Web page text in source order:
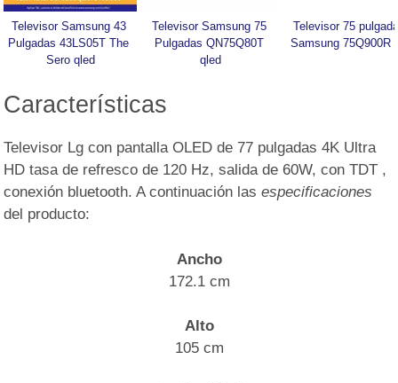
Televisor Samsung 43
Pulgadas 43LS05T The
Sero qled
Televisor Samsung 75
Pulgadas QN75Q80T
qled
Televisor 75
Samsung 75Q900R
Características
Televisor Lg con pantalla OLED de 77 pulgadas 4K Ultra
HD tasa de refresco de 120 Hz, salida de 60W, con TDT ,
conexión bluetooth. A continuación lasespecificaciones
del producto:
Ancho
172.1 cm
Alto
105 cm